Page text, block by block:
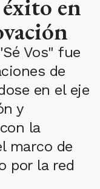
en
Vos" fue
de
en el eje
y
la
marco de
por la red